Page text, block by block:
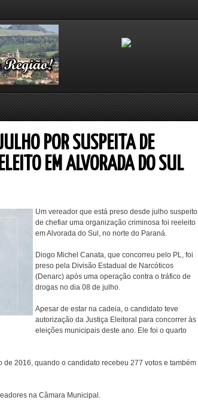
POR SUSPEITA DE
EM ALVORADA DO SUL
Um vereador que está preso desde julho suspeito
de chefiar uma organização criminosa foi reeleito
em Alvorada do Sul, no norte do Paraná.
Diogo Michel Canata, que concorreu pelo PL, foi
preso pela Divisão Estadual de Narcóticos
(Denarc) após uma operação contra o tráfico de
drogas no dia 08 de julho.
Apesar de estar na cadeia, o candidato teve
autorização da Justiça Eleitoral para concorrer às
eleições municipais deste ano. Ele foi o quarto
2016, quando o candidato recebeu 277 votos e também
na Câmara Municipal.